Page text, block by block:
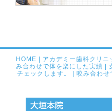
HOME アカデミー歯科クリニ
み合わせで体を楽にした実績
チェックします。
咬み合わせ